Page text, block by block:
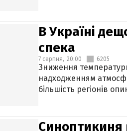
В Україні
спека
7 серпня, 20:00 6205
Зниження температури
надходженням
більшість регіонів
Синоптикиня